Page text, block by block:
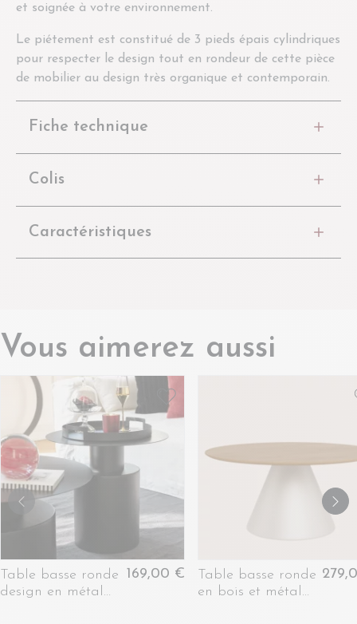
et soignée à votre environnement.
Le piétement est constitué de 3 pieds épais cylindriques
pour respecter le design tout en rondeur de cette pièce
de mobilier au design très organique et contemporain.
Fiche technique
Colis
Caractéristiques
Vous aimerez aussi
Table basse ronde
design en métal
169,00 €
Table basse ronde
en bois et métal